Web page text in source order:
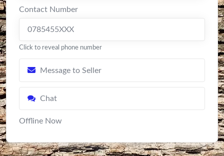
Contact Number
0785455XXX
Click to reveal phone number
Message to Seller
Chat
Offline Now